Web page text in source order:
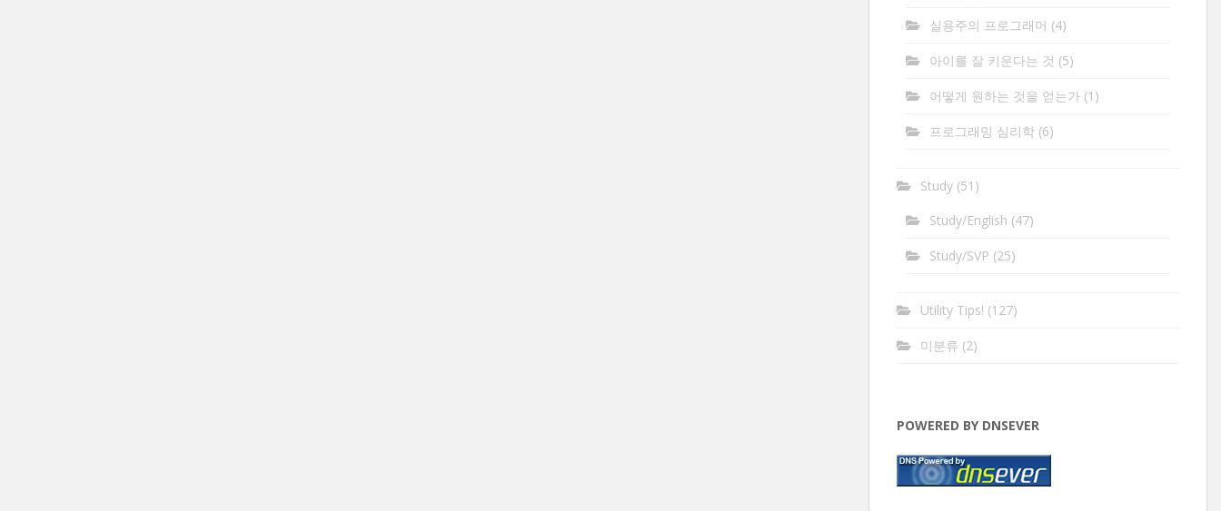
실용주의 프로그래머 (4)
아이를 잘 키운다는 것 (5)
어떻게 원하는 것을 얻는가(1)
프로그래밍 심리학(6)
Study(51)
Study/English (47)
Study/SVP (25)
Utility Tips! (127)
미분류 (2)
POWERED BY DNSEVER